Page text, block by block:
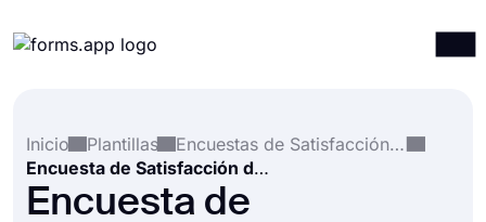
Integraciones
Plantillas
Inicio
Plantillas
Encuestas de Satisfacción del Cliente
Encuesta de Satisfacción del Cliente de Restaurante
Encuesta de